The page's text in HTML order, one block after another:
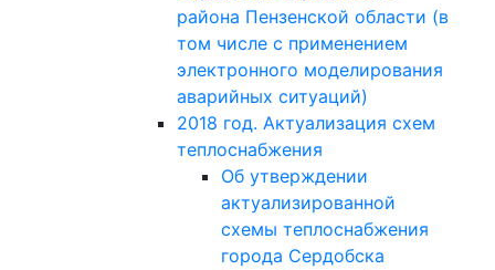
района Пензенской области (в
том числе с применением
электронного моделирования
аварийных ситуаций)
2018 год. Актуализация схем
теплоснабжения
Об утверждении
актуализированной
схемы теплоснабжения
города Сердобска